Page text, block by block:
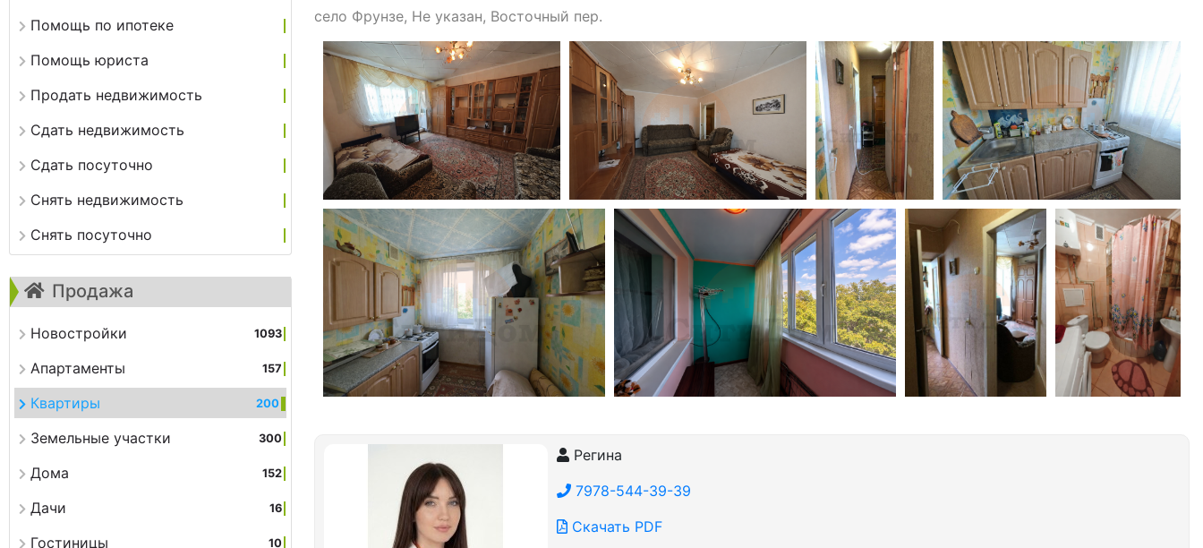
Помощь по ипотеке
Помощь юриста
Продать недвижимость
Сдать недвижимость
Сдать посуточно
Снять недвижимость
Снять посуточно
Продажа
Новостройки 1093
Апартаменты 157
Квартиры 200
Земельные участки 300
Дома 152
Дачи 16
Гостиницы 10
село Фрунзе, Не указан, Восточный пер.
Регина
7978-544-39-39
Скачать PDF